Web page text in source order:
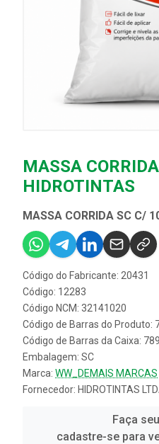
MASSA
HIDROTINTAS
MASSA CORRIDA SC C/
Código do Fabricante: 20431
Código: 12283
Código NCM: 32141020
Código de Barras do Produto:
Código de Barras da Caixa:
Embalagem: SC
Marca: WW_DEMAIS MARCAS
Fornecedor: HIDROTINTAS
Faça
cadastre-se para